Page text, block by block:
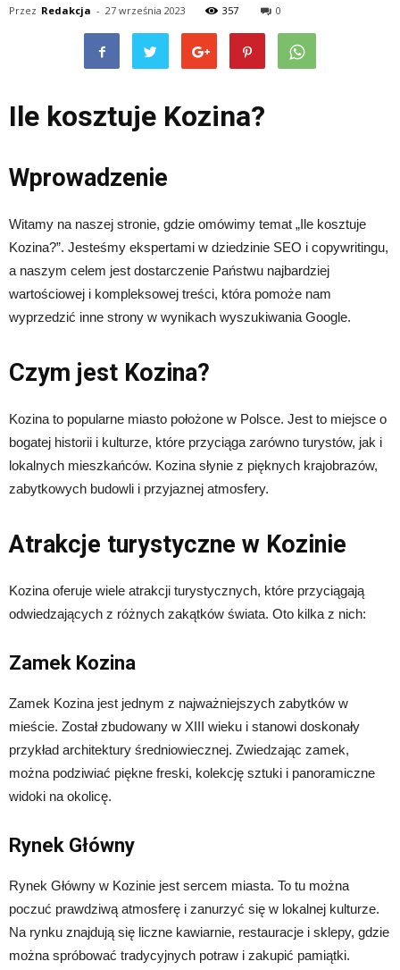
Przez Redakcja - 27 września 2023 357 0
Ile kosztuje Kozina?
Wprowadzenie
Witamy na naszej stronie, gdzie omówimy temat „Ile kosztuje
Kozina?”. Jesteśmy ekspertami w dziedzinie SEO i copywritingu,
a naszym celem jest dostarczenie Państwu najbardziej
wartościowej i kompleksowej treści, która pomoże nam
wyprzedzić inne strony w wynikach wyszukiwania Google.
Czym jest Kozina?
Kozina to popularne miasto położone w Polsce. Jest to miejsce o
bogatej historii i kulturze, które przyciąga zarówno turystów, jak i
lokalnych mieszkańców. Kozina słynie z pięknych krajobrazów,
zabytkowych budowli i przyjaznej atmosfery.
Atrakcje turystyczne w Kozinie
Kozina oferuje wiele atrakcji turystycznych, które przyciągają
odwiedzających z różnych zakątków świata. Oto kilka z nich:
Zamek Kozina
Zamek Kozina jest jednym z najważniejszych zabytków w
mieście. Został zbudowany w XIII wieku i stanowi doskonały
przykład architektury średniowiecznej. Zwiedzając zamek,
można podziwiać piękne freski, kolekcję sztuki i panoramiczne
widoki na okolicę.
Rynek Główny
Rynek Główny w Kozinie jest sercem miasta. To tu można
poczuć prawdziwą atmosferę i zanurzyć się w lokalnej kulturze.
Na rynku znajdują się liczne kawiarnie, restauracje i sklepy, gdzie
można spróbować tradycyjnych potraw i zakupić pamiątki.